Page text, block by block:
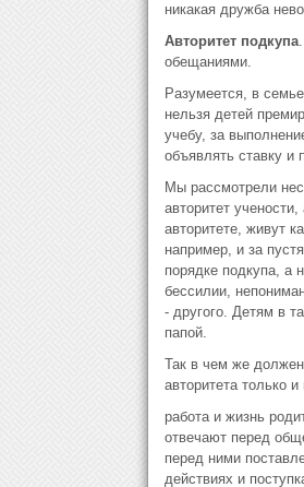
никакая дружба
Авторитет подкупа
обещаниями.
Разумеется, в
нельзя детей
учебу, за
объявлять ставку и
Мы рассмотрели
авторитет
авторитете, живут
например, и за
порядке подкупа, а
бессилии,
- другого. Детям в
папой.
Так в чем же должен
авторитета только
работа и жизнь
отвечают перед
перед ними
действиях и